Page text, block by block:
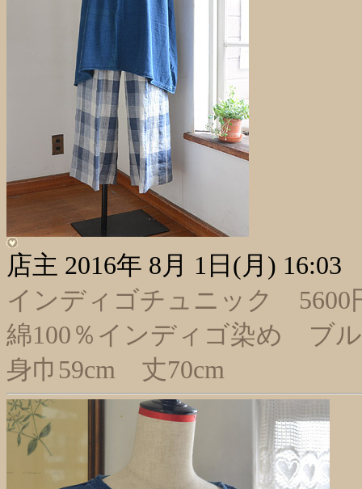
店主 2016年 8月 1日(月) 16:03
インディゴチュニック 5600
綿100％インディゴ染め ブ
身巾59cm 丈70cm